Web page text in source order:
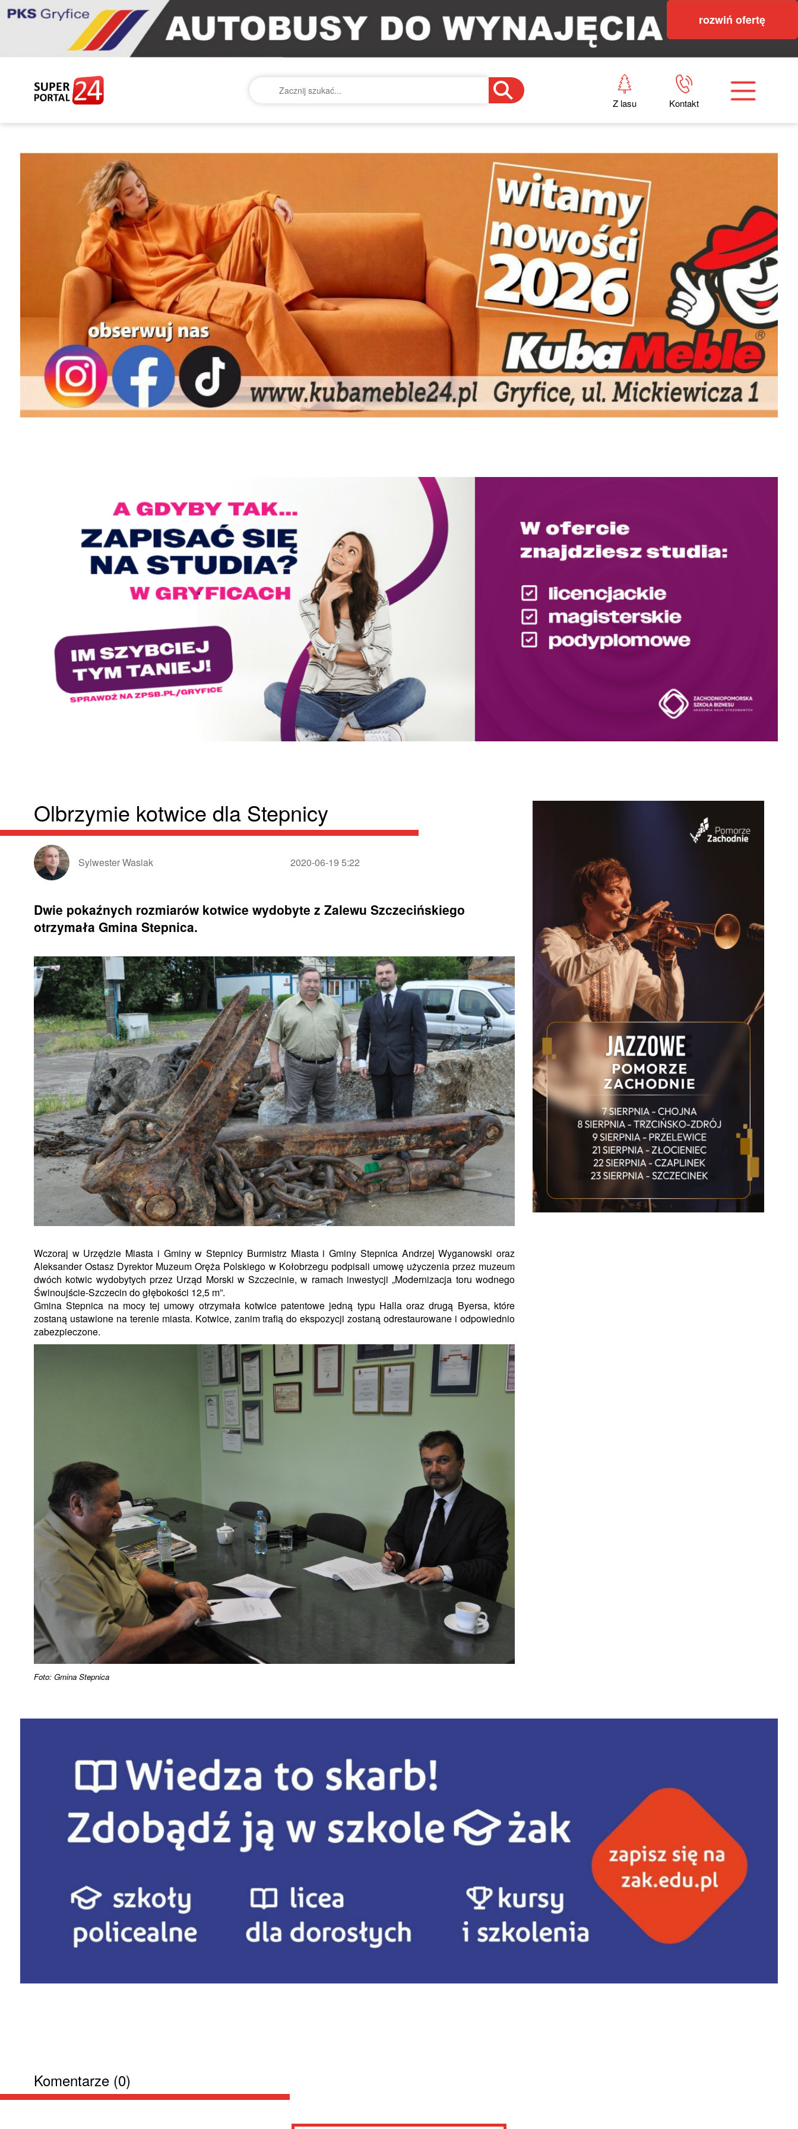
rozwiń ofertę
Z lasu Kontakt
Olbrzymie kotwice dla Stepnicy
Sylwester Wasiak 2020-06-19 5:22
Dwie pokaźnych rozmiarów kotwice wydobyte z Zalewu Szczecińskiego
otrzymała Gmina Stepnica.
Wczoraj w Urzędzie Miasta i Gminy w Stepnicy Burmistrz Miasta i Gminy Stepnica Andrzej Wyganowski oraz
Aleksander Ostasz Dyrektor Muzeum Oręża Polskiego w Kołobrzegu podpisali umowę użyczenia przez muzeum
dwóch kotwic wydobytych przez Urząd Morski w Szczecinie, w ramach inwestycji „Modernizacja toru wodnego
Świnoujście-Szczecin do głębokości 12,5 m”.
Gmina Stepnica na mocy tej umowy otrzymała kotwice patentowe jedną typu Halla oraz drugą Byersa, które
zostaną ustawione na terenie miasta. Kotwice, zanim trafią do ekspozycji zostaną odrestaurowane i odpowiednio
zabezpieczone.
Foto: Gmina Stepnica
Komentarze (0)